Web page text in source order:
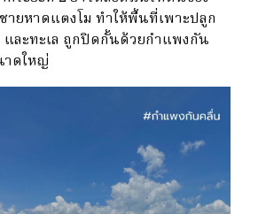
ายหาดแตงโม ทำให้พื้นที่เพาะปลูก
และทะเล ถูกปิดกั้นด้วยกำแพงกัน
ดใหญ่